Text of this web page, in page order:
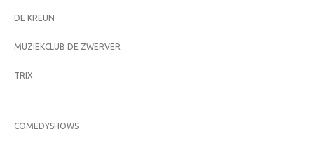
DE KREUN
MUZIEKCLUB DE ZWERVER
TRIX
COMEDYSHOWS